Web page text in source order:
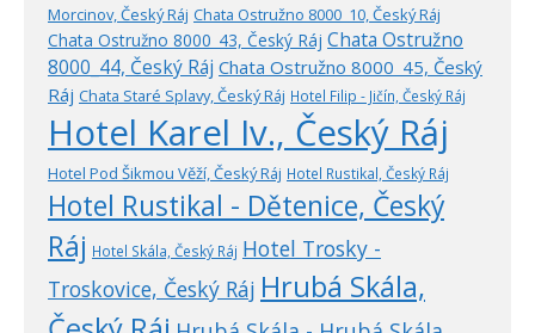
Morcinov, Český Ráj Chata Ostružno 8000_10, Český Ráj
Chata Ostružno 8000_43, Český Ráj Chata Ostružno
8000_44, Český Ráj Chata Ostružno 8000_45, Český
Ráj Chata Staré Splavy, Český Ráj Hotel Filip - Jičín, Český Ráj
Hotel Karel Iv., Český Ráj
Hotel Pod Šikmou Věží, Český Ráj Hotel Rustikal, Český Ráj
Hotel Rustikal - Dětenice, Český
Ráj Hotel Skála, Český Ráj Hotel Trosky -
Troskovice, Český Ráj Hrubá Skála,